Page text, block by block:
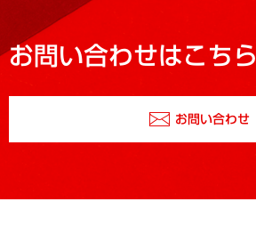
お問い合わせはこちら
お問い合わせ